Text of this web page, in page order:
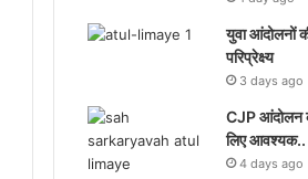
युवा आंदोलनों
परिप्रेक्ष्य
3 days ago
CJP आंदोलन
लिए आवश्यक..
4 days ago